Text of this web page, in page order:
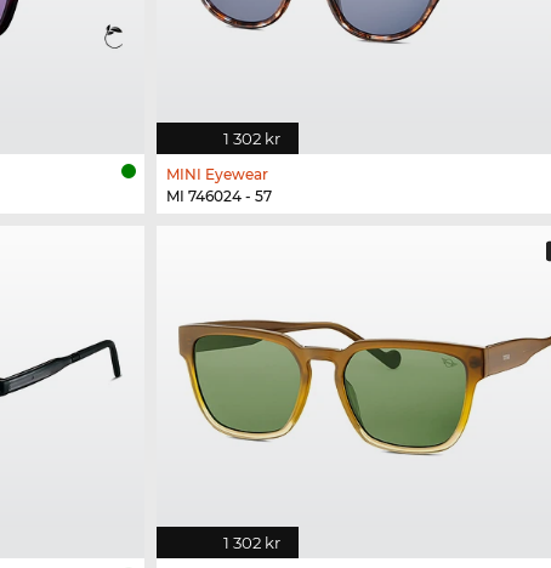
1 302 kr
MINI Eyewear
MI 746024 - 57
1 302 kr